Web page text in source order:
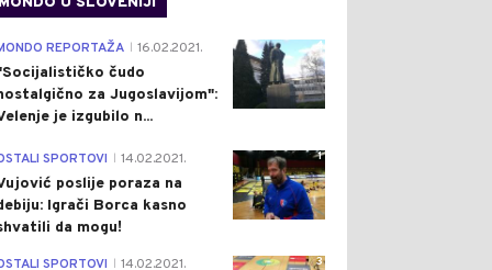
4
REPORTAŽA 16.02.2021.
čudo
za Jugoslavijom":
je izgubilo n...
1
SPORTOVI 14.02.2021.
poslije poraza na
Igrači Borca kasno
da mogu!
3
SPORTOVI 14.02.2021.